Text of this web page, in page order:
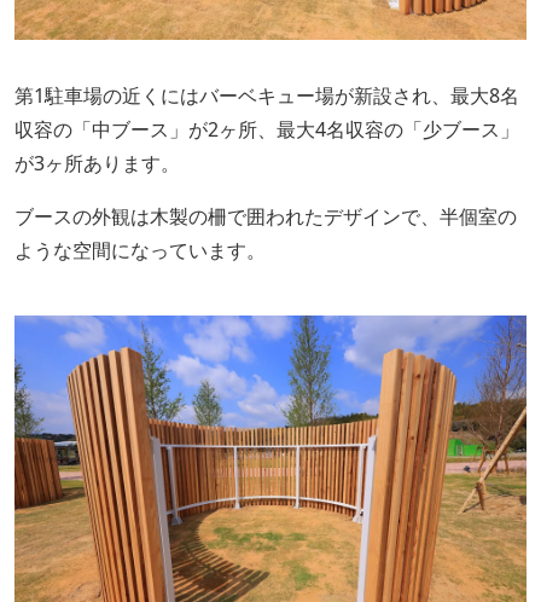
第1駐車場の近くにはバーベキュー場が新設され、最大8名
収容の「中ブース」が2ヶ所、最大4名収容の「少ブース」
が3ヶ所あります。
ブースの外観は木製の柵で囲われたデザインで、半個室の
ような空間になっています。